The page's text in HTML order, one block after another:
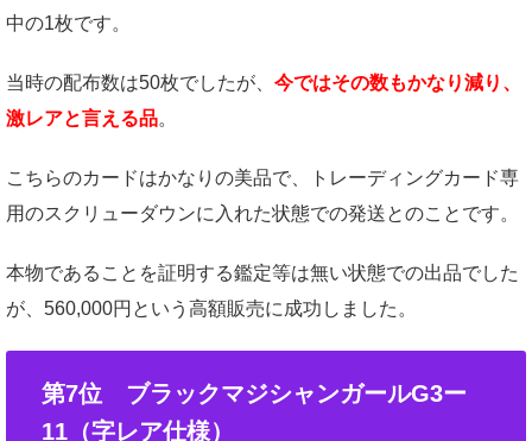
中の1枚です。
当時の配布数は50枚でしたが、 今ではその数もかなり減り、
激レアと言える品。
こちらのカードはかなりの美品で、トレーディングカード専
用のスクリューダウンに入れた状態での発送とのことです。
本物であることを証明する鑑定等は無い状態での出品でした
が、560,000円という高額販売に成功しました。
第7位 ブラックマジシャンガールG3ー
11（字レア仕様）